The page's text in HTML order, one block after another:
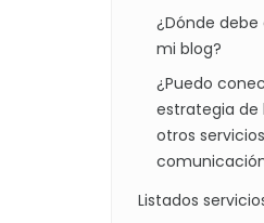
¿Dónde
mi blog?
¿Puedo
estrategia de
otros
Listados